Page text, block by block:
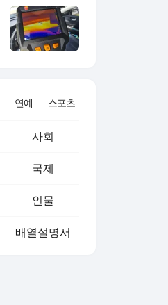
연예 스포츠
사회
국제
인물
배열설명서